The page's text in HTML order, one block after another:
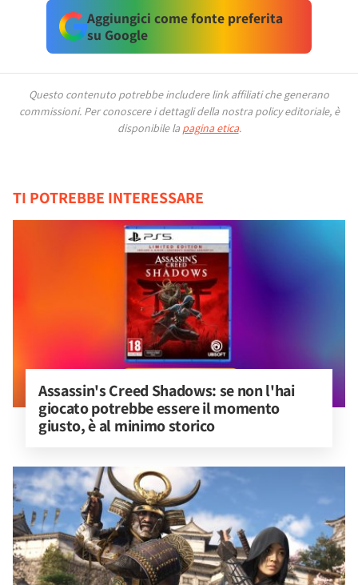
Aggiungici come fonte preferita
su Google
Questo contenuto potrebbe includere link affiliati che generano
commissioni. Per conoscere i dettagli della nostra policy editoriale, è
disponibile la pagina etica.
TI POTREBBE INTERESSARE
Assassin's Creed Shadows: se non l'hai
giocato potrebbe essere il momento
giusto, è al minimo storico